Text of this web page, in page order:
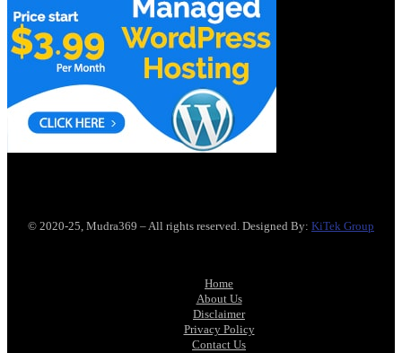
© 2020-25, Mudra369 – All rights reserved. Designed By: KiTek Group
Home
About Us
Disclaimer
Privacy Policy
Contact Us